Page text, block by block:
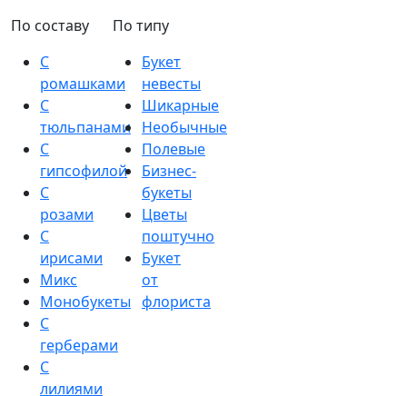
По составу
С
ромашками
С
тюльпанами
С
гипсофилой
С
розами
С
ирисами
Микс
Монобукеты
С
герберами
С
лилиями
По типу
Букет
невесты
Шикарные
Необычные
Полевые
Бизнес-
букеты
Цветы
поштучно
Букет
от
флориста